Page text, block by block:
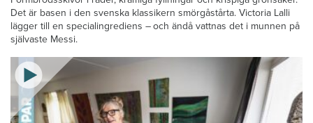
Det är basen i den svenska klassikern smörgåstårta. Victoria Lalli
lägger till en specialingrediens – och ändå vattnas det i munnen på
självaste Messi.